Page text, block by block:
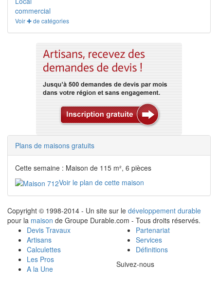
commercial
Voir ✚ de catégories
Plans de maisons gratuits
Cette semaine : Maison de 115 m², 6 pièces
Voir le plan de cette maison
Copyright © 1998-2014 - Un site sur le développement durable
pour la maison de Groupe Durable.com - Tous droits réservés.
Devis Travaux
Artisans
Calculettes
Les Pros
A la Une
Partenariat
Services
Définitions
Suivez-nous